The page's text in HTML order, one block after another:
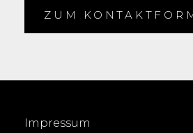
ZUM
Impressum